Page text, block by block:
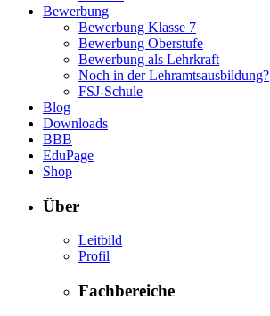
Bewerbung
Bewerbung Klasse 7
Bewerbung Oberstufe
Bewerbung als Lehrkraft
Noch in der Lehramtsausbildung?
FSJ-Schule
Blog
Downloads
BBB
EduPage
Shop
Über
Leitbild
Profil
Fachbereiche